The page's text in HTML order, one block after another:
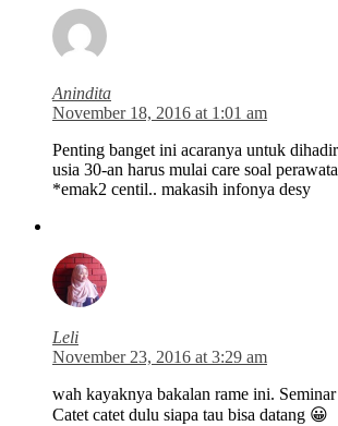
Anindita
November 18, 2016 at 1:01 am
Penting banget ini acaranya untuk
usia 30-an harus mulai care soal
*emak2 centil.. makasih infonya desy
Leli
November 23, 2016 at 3:29 am
wah kayaknya bakalan rame ini.
Catet catet dulu siapa tau bisa datang 😀